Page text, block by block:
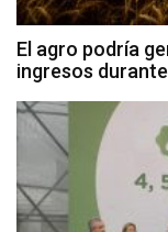
El agro podría
ingresos